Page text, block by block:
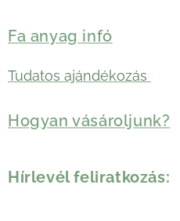
Fa anyag infó
Tudatos ajándékozás
Hogyan vásároljunk?
Hírlevél feliratkozás: